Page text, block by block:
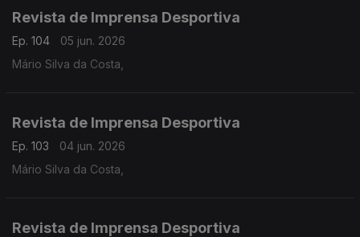
Revista de Imprensa Desportiva
Ep. 104
05 jun. 2026
Mário Silva da Costa,
Revista de Imprensa Desportiva
Ep. 103
04 jun. 2026
Mário Silva da Costa,
Revista de Imprensa Desportiva